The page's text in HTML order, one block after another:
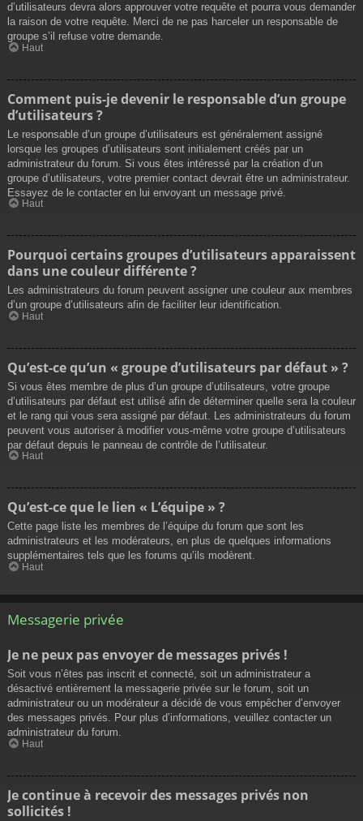
d’utilisateurs devra alors approuver votre requête et pourra vous demander
la raison de votre requête. Merci de ne pas harceler un responsable de
groupe s’il refuse votre demande.
Haut
Comment puis-je devenir le responsable d’un groupe
d’utilisateurs ?
Le responsable d’un groupe d’utilisateurs est généralement assigné
lorsque les groupes d’utilisateurs sont initialement créés par un
administrateur du forum. Si vous êtes intéressé par la création d’un
groupe d’utilisateurs, votre premier contact devrait être un administrateur.
Essayez de le contacter en lui envoyant un message privé.
Haut
Pourquoi certains groupes d’utilisateurs apparaissent
dans une couleur différente ?
Les administrateurs du forum peuvent assigner une couleur aux membres
d’un groupe d’utilisateurs afin de faciliter leur identification.
Haut
Qu’est-ce qu’un « groupe d’utilisateurs par défaut » ?
Si vous êtes membre de plus d’un groupe d’utilisateurs, votre groupe
d’utilisateurs par défaut est utilisé afin de déterminer quelle sera la couleur
et le rang qui vous sera assigné par défaut. Les administrateurs du forum
peuvent vous autoriser à modifier vous-même votre groupe d’utilisateurs
par défaut depuis le panneau de contrôle de l’utilisateur.
Haut
Qu’est-ce que le lien « L’équipe » ?
Cette page liste les membres de l’équipe du forum que sont les
administrateurs et les modérateurs, en plus de quelques informations
supplémentaires tels que les forums qu’ils modèrent.
Haut
Messagerie privée
Je ne peux pas envoyer de messages privés !
Soit vous n’êtes pas inscrit et connecté, soit un administrateur a
désactivé entièrement la messagerie privée sur le forum, soit un
administrateur ou un modérateur a décidé de vous empêcher d’envoyer
des messages privés. Pour plus d’informations, veuillez contacter un
administrateur du forum.
Haut
Je continue à recevoir des messages privés non
sollicités !